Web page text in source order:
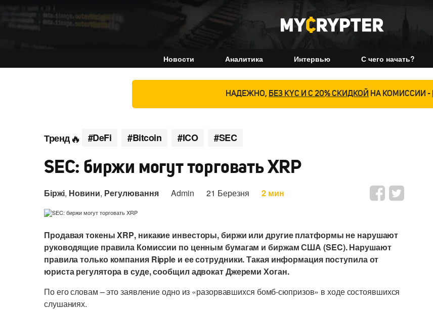
Новости Аналитика Интервью С чего начать?
НАДЕЖНО, БЕЗ KYC И С 20% СКИДКОЙ НА КОМИССИИ -
Тренд #DeFi #Bitcoin #ICO #SEC
SEC: биржи могут торговать XRP
Біржі, Новини, Регулювання Admin 21 Березня 2 мин
Продавая токены XRP, никакие инвесторы, биржи или другие платформы не нарушают
руководящие правила Комиссии по ценным бумагам и биржам США (SEC). Нарушают
правила только компания Ripple и ее сотрудники.Такая информация поступила от
юристарегулятора в суде, сообщил адвокат Джереми Хоган.
По его словам –это заявление одно из «разорвавшихся бомб-сюпризов» в ходе состоявшихся
слушаниях.